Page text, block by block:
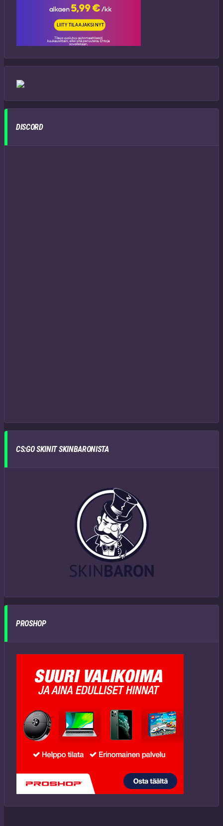
DISCORD
CS:GO SKINIT SKINBARONISTA
PROSHOP